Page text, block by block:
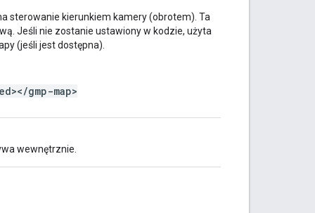
sterowanie kierunkiem kamery (obrotem). Ta
Jeśli nie zostanie ustawiony w kodzie, użyta
(jeśli jest dostępna).
gmp-map>
wewnętrznie.